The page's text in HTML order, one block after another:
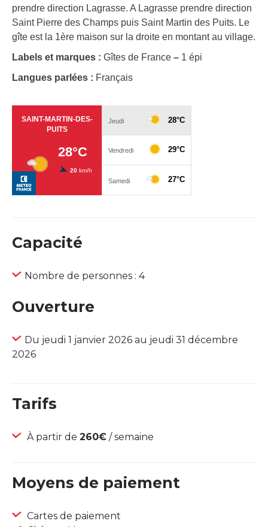
prendre direction Lagrasse. A Lagrasse prendre direction
Saint Pierre des Champs puis Saint Martin des Puits. Le
gîte est la 1ère maison sur la droite en montant au village.
Labels et marques : Gîtes de France – 1 épi
Langues parlées : Français
Capacité
Nombre de personnes : 4
Ouverture
Du jeudi 1 janvier 2026 au jeudi 31 décembre
2026
Tarifs
À partir de 260€ / semaine
Moyens de paiement
Cartes de paiement